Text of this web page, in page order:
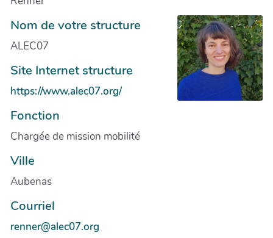
Nom de votre structure
ALEC07
Site Internet structure
https://www.alec07.org/
Fonction
Chargée de mission mobilité
Ville
Aubenas
Courriel
renner@alec07.org